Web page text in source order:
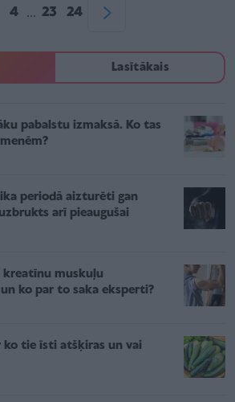
4 ... 23 24
Lasītākais
pabalstu izmaksā. Ko tas
periodā aizturēti gan
arī pieaugušai
kreatīnu muskuļu
ko par to saka eksperti?
ko tie īsti atšķiras un vai